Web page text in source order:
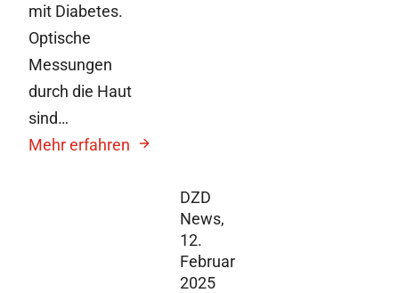
DZD
News,
12.
Februar
2025
mit Diabetes.
Optische
Messungen
durch die Haut
sind…
Mehr erfahren